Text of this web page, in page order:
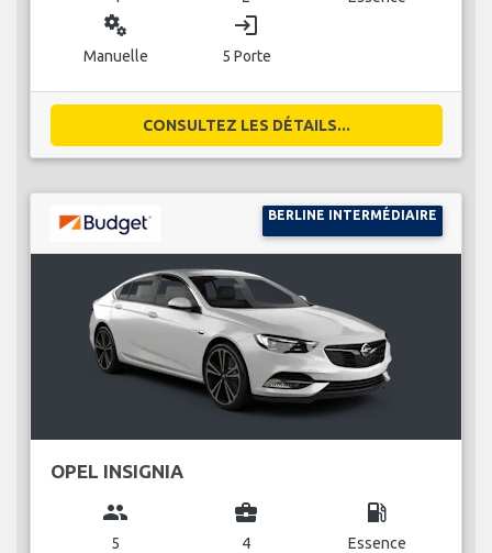
miscellaneous_services
Manuelle
login
5 Porte
CONSULTEZ LES DÉTAILS...
BERLINE INTERMÉDIAIRE
OPEL INSIGNIA
group
5
business_center
4
local_gas_station
Essence